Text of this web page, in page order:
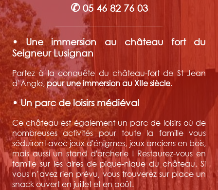
✆ 05 46 82 76 03
• Une immersion au château fort du
Seigneur Lusignan
Partez à la conquête du château-fort de St Jean
d’Angle, pour une immersion au XIIe siècle.
• Un parc de loisirs médiéval
Ce château est également un parc de loisirs où de
nombreuses activités pour toute la famille vous
séduiront avec jeux d'énigmes, jeux anciens en bois,
mais aussi un stand d'archerie ! Restaurez-vous en
famille sur les aires de pique-nique du château. Si
vous n’avez rien prévu, vous trouverez sur place un
snack ouvert en juillet et en août.